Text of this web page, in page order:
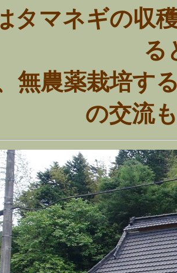
タマネギの収
る
無農薬栽培す
の交流